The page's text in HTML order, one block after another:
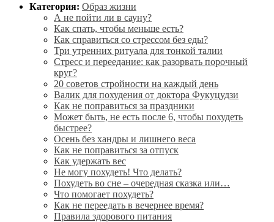
Категория: Образ жизни
А не пойти ли в сауну?
Как спать, чтобы меньше есть?
Как справиться со стрессом без еды?
Три утренних ритуала для тонкой талии
Стресс и переедание: как разорвать порочный
круг?
20 советов стройности на каждый день
Валик для похудения от доктора Фукуцудзи
Как не поправиться за праздники
Может быть, не есть после 6, чтобы похудеть
быстрее?
Осень без хандры и лишнего веса
Как не поправиться за отпуск
Как удержать вес
Не могу похудеть! Что делать?
Похудеть во сне – очередная сказка или…
Что помогает похудеть?
Как не переедать в вечернее время?
Правила здорового питания